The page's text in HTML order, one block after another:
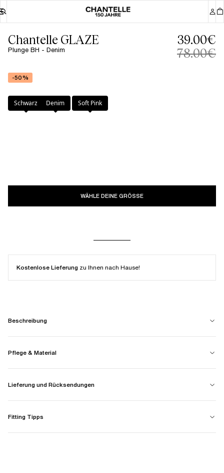
Chantelle GLAZE
Plunge BH - Denim
39.00€
78.00€
-50%
Farbe: Denim
Schwarz Denim Soft Pink
WÄHLE DEINE GRÖSSE
Kostenlose Lieferung zu Ihnen nach Hause!
Beschreibung
Pflege & Material
Lieferung und Rücksendungen
Fitting Tipps